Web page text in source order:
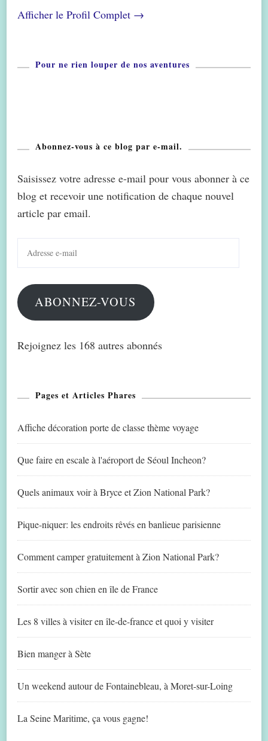
Afficher le Profil Complet →
Pour ne rien louper de nos aventures
Abonnez-vous à ce blog par e-mail.
Saisissez votre adresse e-mail pour vous abonner à ce
blog et recevoir une notification de chaque nouvel
article par email.
mail
ABONNEZ-VOUS
Rejoignez les 168 autres abonnés
Pages et Articles Phares
Affiche décoration porte de classe thème voyage
Que faire en escale à l'aéroport de Séoul Incheon?
Quels animaux voir à Bryce et Zion National Park?
Pique-niquer: les endroits rêvés en banlieue parisienne
Comment camper gratuitement à Zion National Park?
Sortir avec son chien en île de France
Les 8 villes à visiter en île-de-france et quoi y visiter
Bien manger à Sète
Un weekend autour de Fontainebleau, à Moret-sur-Loing
La Seine Maritime, ça vous gagne!